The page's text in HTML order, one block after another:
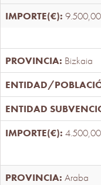
9.500,00
Bizkaia
4.500,00
Araba